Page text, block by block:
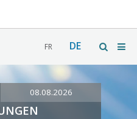
FR DE
08.08.2026